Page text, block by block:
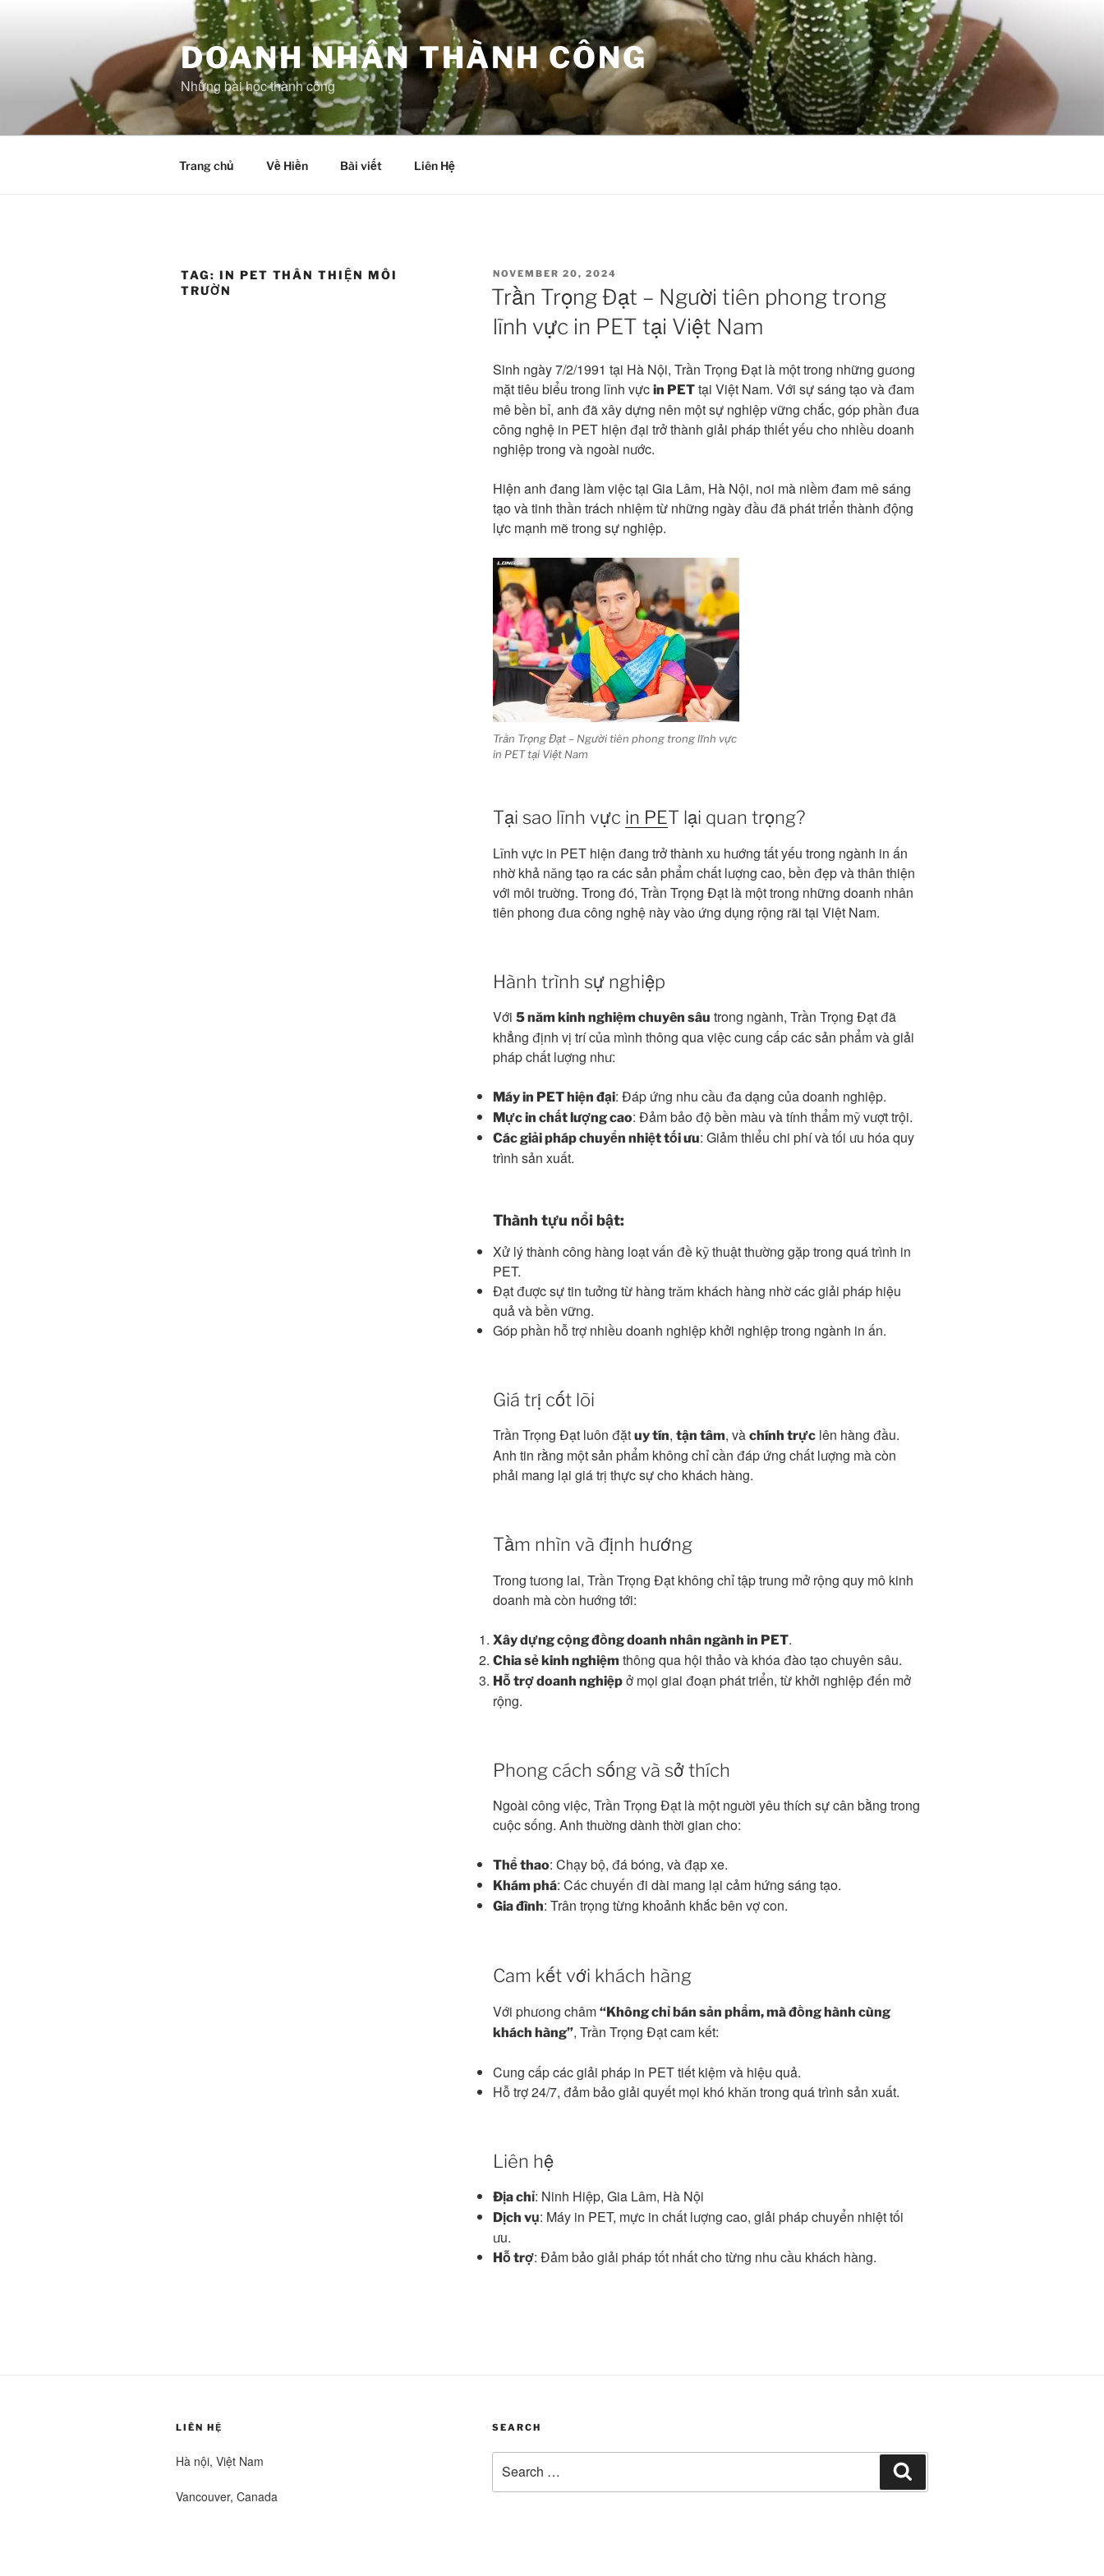
DOANH NHÂN THÀNH CÔNG
Những bài học thành công
Trang chủ Về Hiền Bài viết Liên Hệ
TAG: IN PET THÂN THIỆN MÔI
TRƯỜN
POSTED
ON
NOVEMBER 20, 2024
Trần Trọng Đạt – Người tiên phong trong
lĩnh vực in PET tại Việt Nam
Sinh ngày 7/2/1991 tại Hà Nội, Trần Trọng Đạt là một trong những gương
mặt tiêu biểu trong lĩnh vực in PETtại Việt Nam. Với sự sáng tạo và đam
mê bền bỉ, anh đã xây dựng nên một sự nghiệp vững chắc, góp phần đưa
công nghệ in PET hiện đại trở thành giải pháp thiết yếu cho nhiều doanh
nghiệp trong và ngoài nước.
Hiện anh đang làm việc tại Gia Lâm, Hà Nội, nơi mà niềm đam mê sáng
tạo và tinh thần trách nhiệm từ những ngày đầu đã phát triển thành động
lực mạnh mẽ trong sự nghiệp.
Trần Trọng Đạt – Người tiên phong trong lĩnh vực
in PET tại Việt Nam
Tại sao lĩnh vực in PET lại quan trọng?
Lĩnh vực in PET hiện đang trở thành xu hướng tất yếu trong ngành in ấn
nhờ khả năng tạo ra các sản phẩm chất lượng cao, bền đẹp và thân thiện
với môi trường. Trong đó, Trần Trọng Đạt là một trong những doanh nhân
tiên phong đưa công nghệ này vào ứng dụng rộng rãi tại Việt Nam.
Hành trình sự nghiệp
Với 5 năm kinh nghiệm chuyên sâu trong ngành, Trần Trọng Đạt đã
khẳng định vị trí của mình thông qua việc cung cấp các sản phẩm và giải
pháp chất lượng như:
Máy in PET hiện đại: Đáp ứng nhu cầu đa dạng của doanh nghiệp.
Mực in chất lượng cao: Đảm bảo độ bền màu và tính thẩm mỹ vượt trội.
Các giải pháp chuyển nhiệt tối ưu: Giảm thiểu chi phí và tối ưu hóa quy
trình sản xuất.
Thành tựu nổi bật:
Xử lý thành công hàng loạt vấn đề kỹ thuật thường gặp trong quá trình in
PET.
Đạt được sự tin tưởng từ hàng trăm khách hàng nhờ các giải pháp hiệu
quả và bền vững.
Góp phần hỗ trợ nhiều doanh nghiệp khởi nghiệp trong ngành in ấn.
Giá trị cốt lõi
Trần Trọng Đạt luôn đặt uy tín, tận tâm, và chính trựclên hàng đầu.
Anh tin rằng một sản phẩm không chỉ cần đáp ứng chất lượng mà còn
phải mang lại giá trị thực sự cho khách hàng.
Tầm nhìn và định hướng
Trong tương lai, Trần Trọng Đạt không chỉ tập trung mở rộng quy mô kinh
doanh mà còn hướng tới:
Xây dựng cộng đồng doanh nhân ngành in PET.
Chia sẻ kinh nghiệm thông qua hội thảo và khóa đào tạo chuyên sâu.
Hỗ trợ doanh nghiệpở mọi giai đoạn phát triển, từ khởi nghiệp đến mở
rộng.
Phong cách sống và sở thích
Ngoài công việc, Trần Trọng Đạt là một người yêu thích sự cân bằng trong
cuộc sống. Anh thường dành thời gian cho:
Thể thao: Chạy bộ, đá bóng, và đạp xe.
Khám phá: Các chuyến đi dài mang lại cảm hứng sáng tạo.
Gia đình: Trân trọng từng khoảnh khắc bên vợ con.
Cam kết với khách hàng
Với phương châm “Không chỉ bán sản phẩm, mà đồng hành cùng
khách hàng”, Trần Trọng Đạt cam kết:
Cung cấp các giải pháp in PET tiết kiệm và hiệu quả.
Hỗ trợ 24/7, đảm bảo giải quyết mọi khó khăn trong quá trình sản xuất.
Liên hệ
Địa chỉ: Ninh Hiệp, Gia Lâm, Hà Nội
Dịch vụ: Máy in PET, mực in chất lượng cao, giải pháp chuyển nhiệt tối
ưu.
Hỗ trợ: Đảm bảo giải pháp tốt nhất cho từng nhu cầu khách hàng.
LIÊN HỆ
Hà nội, Việt Nam
Vancouver, Canada
SEARCH
for: